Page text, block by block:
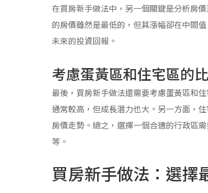
在買房新手做法中，另一個關鍵是分析房
的房價雖然是最低的，但其漲幅卻在中間
未來的投資回報。
考慮蛋黃區和住宅區的
最後，買房新手做法還需要考慮蛋黃區和
通常較高，但成長潛力也大。另一方面，
房價走勢。總之，選擇一個合適的行政區
等。
買房新手做法：選擇